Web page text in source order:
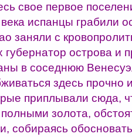
свое первое
испанцы грабили
заняли с
острова и
в соседнюю
здесь прочно
приплывали сюда,
золота,
собираясь